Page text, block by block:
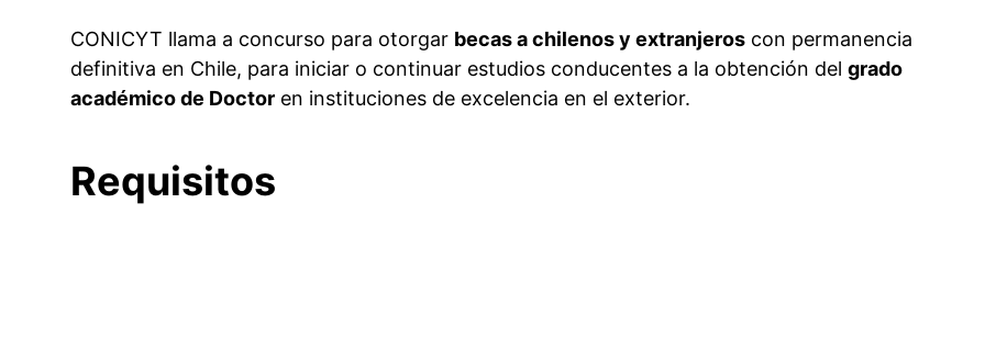
CONICYT llama a concurso para otorgar becas a chilenos y extranjeros con permanencia
definitiva en Chile, para iniciar o continuar estudios conducentes a la obtención del grado
académico de Doctor en instituciones de excelencia en el exterior.
Requisitos